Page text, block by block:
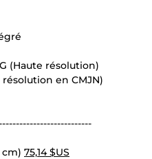
(Haute résolution)
en CMJN)
cm) 75,14 $US